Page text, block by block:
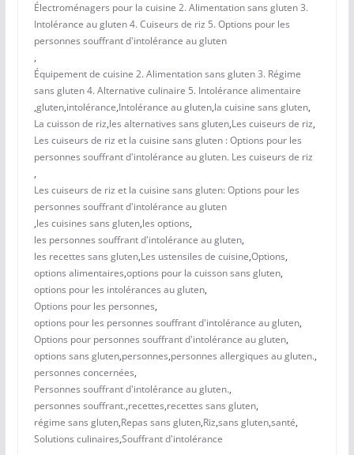
Électroménagers pour la cuisine 2. Alimentation sans gluten 3.
Intolérance au gluten 4. Cuiseurs de riz 5. Options pour les
personnes souffrant d'intolérance au gluten
,
Équipement de cuisine 2. Alimentation sans gluten 3. Régime
sans gluten 4. Alternative culinaire 5. Intolérance alimentaire
,gluten,intolérance,Intolérance au gluten,la cuisine sans gluten,
La cuisson de riz,les alternatives sans gluten,Les cuiseurs de riz,
Les cuiseurs de riz et la cuisine sans gluten : Options pour les
personnes souffrant d'intolérance au gluten. Les cuiseurs de riz
,
Les cuiseurs de riz et la cuisine sans gluten: Options pour les
personnes souffrant d'intolérance au gluten
,les cuisines sans gluten,les options,
les personnes souffrant d'intolérance au gluten,
les recettes sans gluten,Les ustensiles de cuisine,Options,
options alimentaires,options pour la cuisson sans gluten,
options pour les intolérances au gluten,
Options pour les personnes,
options pour les personnes souffrant d'intolérance au gluten,
Options pour personnes souffrant d'intolérance au gluten,
options sans gluten,personnes,personnes allergiques au gluten.,
personnes concernées,
Personnes souffrant d'intolérance au gluten.,
personnes souffrant.,recettes,recettes sans gluten,
régime sans gluten,Repas sans gluten,Riz,sans gluten,santé,
Solutions culinaires,Souffrant d'intolérance